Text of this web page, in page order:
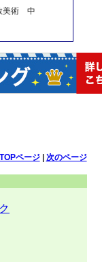
美術 中
TOPページ| 次のページ